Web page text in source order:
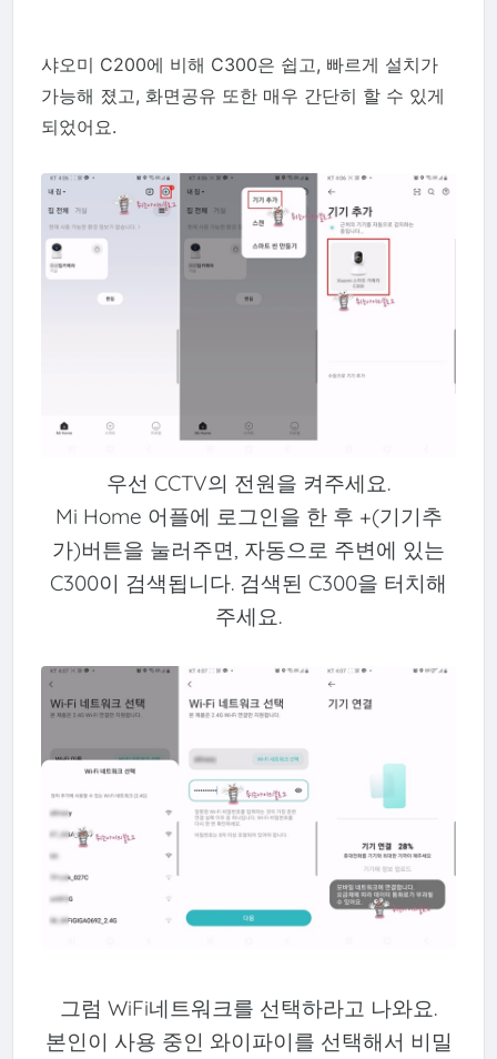
샤오미 C200에 비해 C300은 쉽고, 빠르게 설치가
가능해 졌고, 화면공유 또한 매우 간단히 할 수 있게
되었어요.
우선 CCTV의 전원을 켜주세요.
Mi Home 어플에 로그인을 한 후 +(기기추
가)버튼을 눌러주면, 자동으로 주변에 있는
C300이 검색됩니다. 검색된 C300을 터치해
주세요.
그럼 WiFi네트워크를 선택하라고 나와요.
본인이 사용 중인 와이파이를 선택해서 비밀